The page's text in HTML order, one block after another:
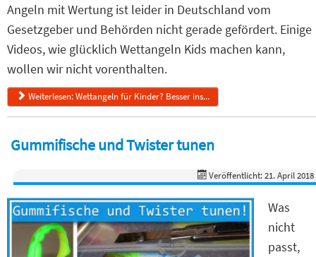
Angeln mit Wertung ist leider in Deutschland vom
Gesetzgeber und Behörden nicht gerade gefördert. Einige
Videos, wie glücklich Wettangeln Kids machen kann,
wollen wir nicht vorenthalten.
Weiterlesen: Wettangeln für Kinder? Besser ins...
Gummifische und Twister tunen
Veröffentlicht: 21. April 2018
Was
nicht
passt,